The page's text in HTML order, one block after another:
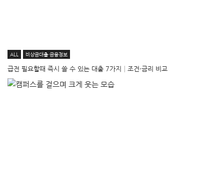
ALL 비상금대출·금융정보
급전 필요할때 즉시 쓸 수 있는 대출 7가지│조건·금리 비교